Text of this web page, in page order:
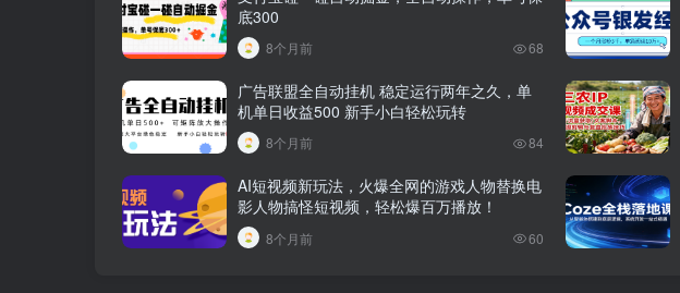
底300
8个月前 68
广告联盟全自动挂机 稳定运行两年之久，单
机单日收益500 新手小白轻松玩转
8个月前 84
AI短视频新玩法，火爆全网的游戏人物替换电
影人物搞怪短视频，轻松爆百万播放！
8个月前 60